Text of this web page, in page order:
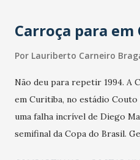
Luís e, principalmente, Diego
eliminado, teve a sua melhor
Brasil.O sorteio dos mandos
acontece na tarde de hoje, na
Brasileira de Futebol. O
Carroça para
Por Lauriberto Carneiro
Não deu para repetir 1994. A
em Curitiba, no estádio
uma falha incrível de Diego
semifinal da Copa do Brasil.